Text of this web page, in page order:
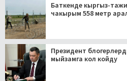
Баткенде кыргыз-
чакырым 558 метр
Президент
мыйзамга кол койду